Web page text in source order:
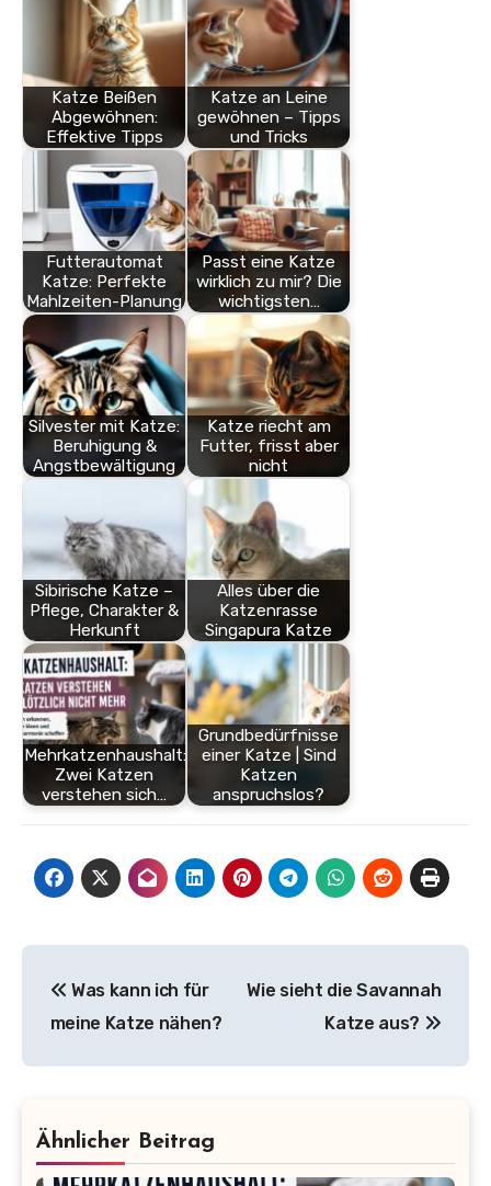
Katze Beißen
Abgewöhnen:
Effektive Tipps
Katze an Leine
gewöhnen – Tipps
und Tricks
Futterautomat
Katze: Perfekte
Mahlzeiten-Planung
Passt eine Katze
wirklich zu mir? Die
wichtigsten…
Silvester mit Katze:
Beruhigung &
Angstbewältigung
Katze riecht am
Futter, frisst aber
nicht
Sibirische Katze –
Pflege, Charakter &
Herkunft
Alles über die
Katzenrasse
Singapura Katze
Mehrkatzenhaushalt:
Zwei Katzen
verstehen sich…
Grundbedürfnisse
einer Katze | Sind
Katzen
anspruchslos?
Was kann ich für
meine Katze nähen?
Wie sieht die Savannah
Katze aus?
Ähnlicher Beitrag